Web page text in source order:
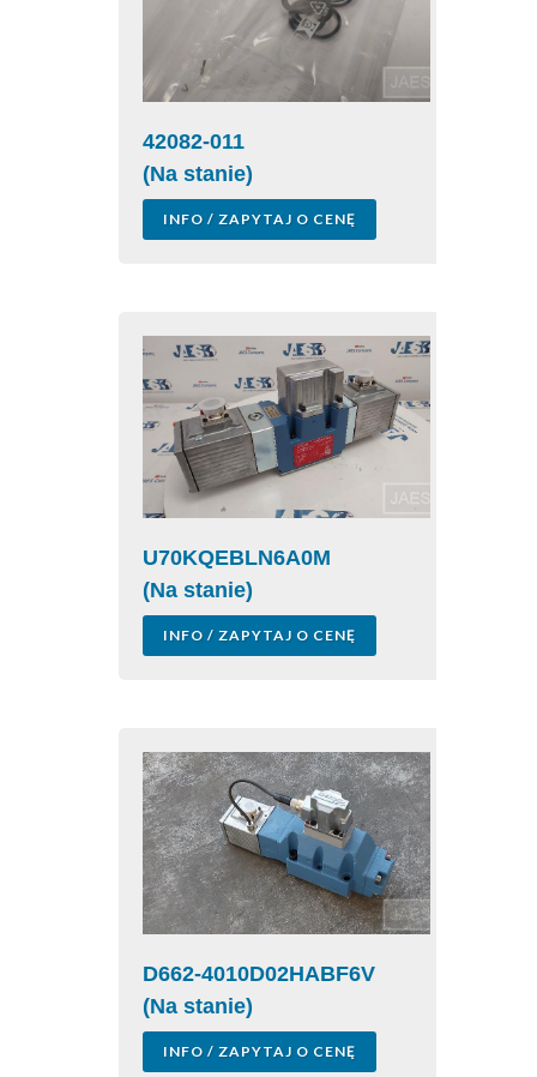
42082-011
(Na stanie)
INFO / ZAPYTAJ O CENĘ
U70KQEBLN6A0M
(Na stanie)
INFO / ZAPYTAJ O CENĘ
D662-4010D02HABF6V
(Na stanie)
INFO / ZAPYTAJ O CENĘ